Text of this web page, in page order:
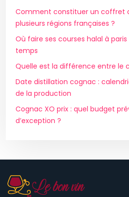
Comment constituer un coffret
plusieurs régions françaises ?
Où faire ses courses halal à
temps
Quelle est la différence entre le
Date distillation cognac :
de la production
Cognac XO prix : quel budget
d’exception ?